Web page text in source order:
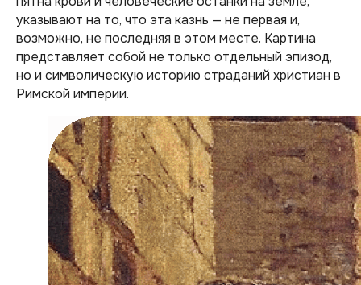
указывают на то, что эта казнь — не первая и,
возможно, не последняя в этом месте. Картина
представляет собой не только отдельный эпизод,
но и символическую историю страданий христиан в
Римской империи.